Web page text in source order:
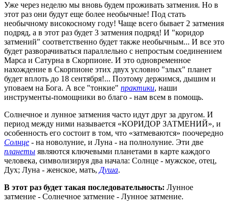
Уже через неделю мы вновь будем проживать затмения. Но в
этот раз они будут еще более необычные! Под стать
необычному високосному году! Чаще всего бывает 2 затмения
подряд, а в этот раз будет 3 затмения подряд! И "коридор
затмений" соответственно будет также необычным... И все это
будет разворачиваться параллельно с непростым соединением
Марса и Сатурна в Скорпионе. И это одновременное
нахождение в Скорпионе этих двух условно "злых" планет
будет вплоть до 18 сентября!... Поэтому держимся, дышим и
уповаем на Бога. А все "тонкие" практики, наши
инструменты-помощники во благо - нам всем в помощь.
Солнечное и лунное затмения часто идут друг за другом. И
период между ними называется «КОРИДОР ЗАТМЕНИЙ», и
особенность его состоит в том, что «затмеваются» поочередно
Солнце - на новолуние, и Луна - на полнолуние. Эти две
планеты являются ключевыми планетами в карте каждого
человека, символизируя два начала: Солнце - мужское, отец,
Дух; Луна - женское, мать,Душа.
В этот раз будет такая последовательность: Лунное
затмение - Солнечное затмение - Лунное затмение.